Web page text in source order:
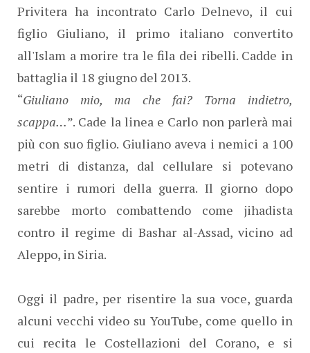
Privitera ha incontrato Carlo Delnevo, il cui
figlio Giuliano, il primo italiano convertito
all'Islam a morire tra le fila dei ribelli. Cadde in
battaglia il 18 giugno del 2013.
“Giuliano mio, ma che fai? Torna indietro,
scappa…”. Cade la linea e Carlo non parlerà mai
più con suo figlio. Giuliano aveva i nemici a 100
metri di distanza, dal cellulare si potevano
sentire i rumori della guerra. Il giorno dopo
sarebbe morto combattendo come jihadista
contro il regime di Bashar al-Assad, vicino ad
Aleppo, in Siria.
Oggi il padre, per risentire la sua voce, guarda
alcuni vecchi video su YouTube, come quello in
cui recita le Costellazioni del Corano, e si